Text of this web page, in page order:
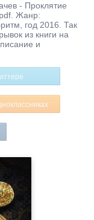
- Проклятие
Жанр:
год 2016. Так
из книги на
и